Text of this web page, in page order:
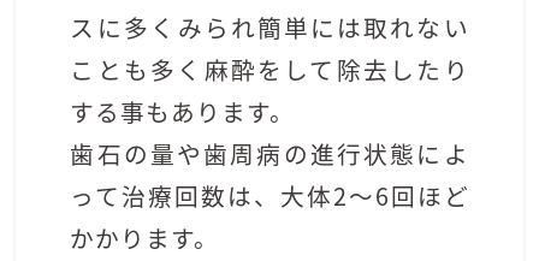
スに多くみられ簡単には取れない
ことも多く麻酔をして除去したり
する事もあります。
歯石の量や歯周病の進行状態によ
って治療回数は、大体2〜6回ほど
かかります。